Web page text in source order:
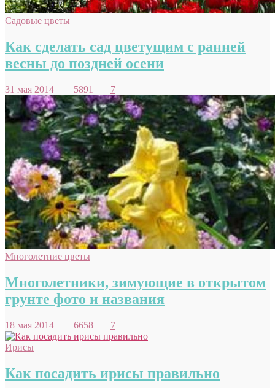
Садовые цветы
Как сделать сад цветущим с ранней
весны до поздней осени
31 мая 2014 5891 7
Многолетние цветы
Многолетники, зимующие в открытом
грунте фото и названия
18 мая 2014 6658 7
Ирисы
Как посадить ирисы правильно